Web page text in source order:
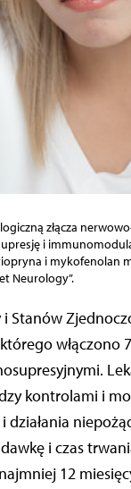
złącza
i
i mykofenolan
Neurology”.
włączono
kontrolami i
działania
i czas
12